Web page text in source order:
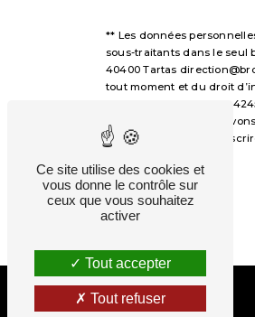
** Les données
sous-traitants dans le seul
40400 Tartas
tout moment et du droit
voie postale à l'adresse
demandé. Nous
avez le droit de vous
Ce site utilise des cookies et
vous donne le contrôle sur
ceux que vous souhaitez
activer
Tout accepter
Tout refuser